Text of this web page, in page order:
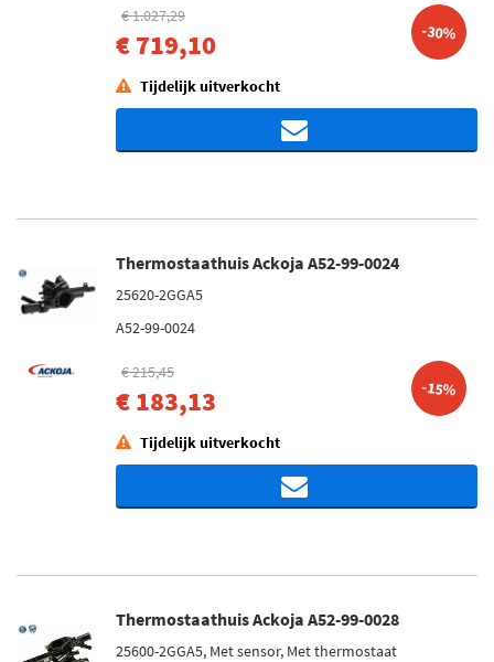
€ 1.027,29
€ 719,10 -30%
Tijdelijk uitverkocht
Thermostaathuis Ackoja A52-99-0024
25620-2GGA5
A52-99-0024
€ 215,45
€ 183,13 -15%
Tijdelijk uitverkocht
Thermostaathuis Ackoja A52-99-0028
25600-2GGA5, Met sensor, Met thermostaat